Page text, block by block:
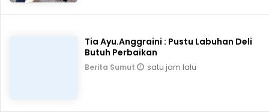
Tia Ayu.Anggraini : Pustu Labuhan Deli
Butuh Perbaikan
Berita Sumut satu jam lalu